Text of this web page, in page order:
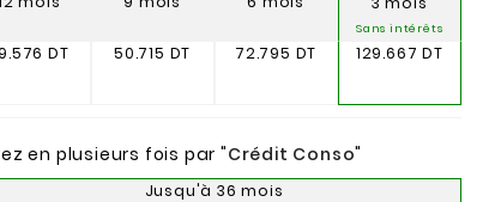
DT 50.715 DT 72.795 DT
Sans intérêts
129.667 DT
en plusieurs fois par "Crédit Conso"
Jusqu'à 36 mois